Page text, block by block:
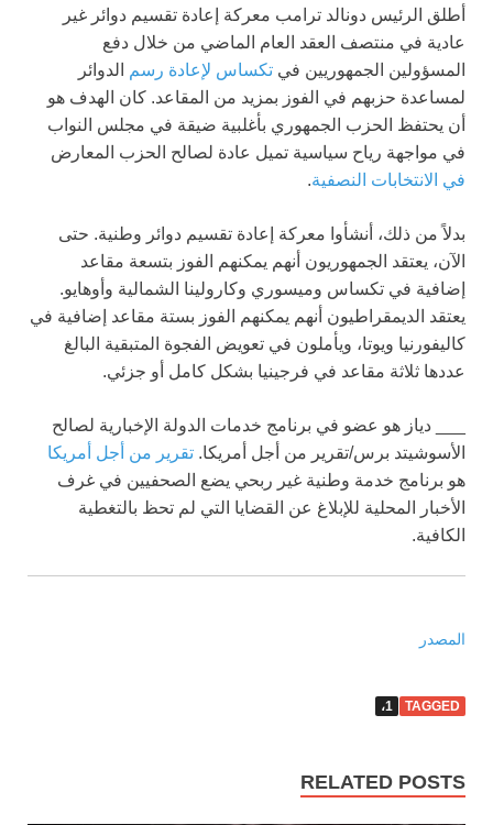
أطلق الرئيس دونالد ترامب معركة إعادة تقسيم دوائر غير
عادية في منتصف العقد العام الماضي من خلال دفع
المسؤولين الجمهوريين في تكساس لإعادة رسم
الدوائر
لمساعدة حزبهم في الفوز بمزيد من المقاعد. كان الهدف هو
أن يحتفظ الحزب الجمهوري بأغلبية ضيقة في مجلس النواب
في مواجهة رياح سياسية تميل عادة لصالح الحزب المعارض
في الانتخابات النصفية.
بدلاً من ذلك، أنشأوا معركة إعادة تقسيم دوائر وطنية. حتى
الآن، يعتقد الجمهوريون أنهم يمكنهم الفوز بتسعة مقاعد
إضافية في تكساس وميسوري وكارولينا الشمالية وأوهايو.
يعتقد الديمقراطيون أنهم يمكنهم الفوز بستة مقاعد إضافية في
كاليفورنيا ويوتا، ويأملون في تعويض الفجوة المتبقية البالغ
عددها ثلاثة مقاعد في فرجينيا بشكل كامل أو جزئي.
___ دياز هو عضو في برنامج خدمات الدولة الإخبارية لصالح
الأسوشيتد برس/تقرير من أجل أمريكا. تقرير من أجل أمريكا
هو برنامج خدمة وطنية غير ربحي يضع الصحفيين في غرف
الأخبار المحلية للإبلاغ عن القضايا التي لم تحظ بالتغطية
الكافية.
المصدر
TAGGED 1،
RELATED POSTS